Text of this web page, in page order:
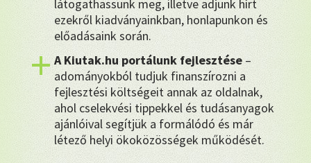
látogathassunk meg, illetve adjunk hírt
ezekről kiadványainkban, honlapunkon és
előadásaink során.
A Kiutak.hu portálunk fejlesztése–
adományokból tudjuk finanszírozni a
fejlesztési költségeit annak az oldalnak,
ahol cselekvési tippekkel és tudásanyagok
ajánlóival segítjük a formálódó és már
létező helyi ökoközösségek működését.